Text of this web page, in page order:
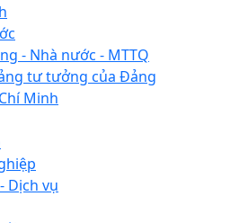
- Nhà nước - MTTQ
tư tưởng của Đảng
Minh
Dịch vụ